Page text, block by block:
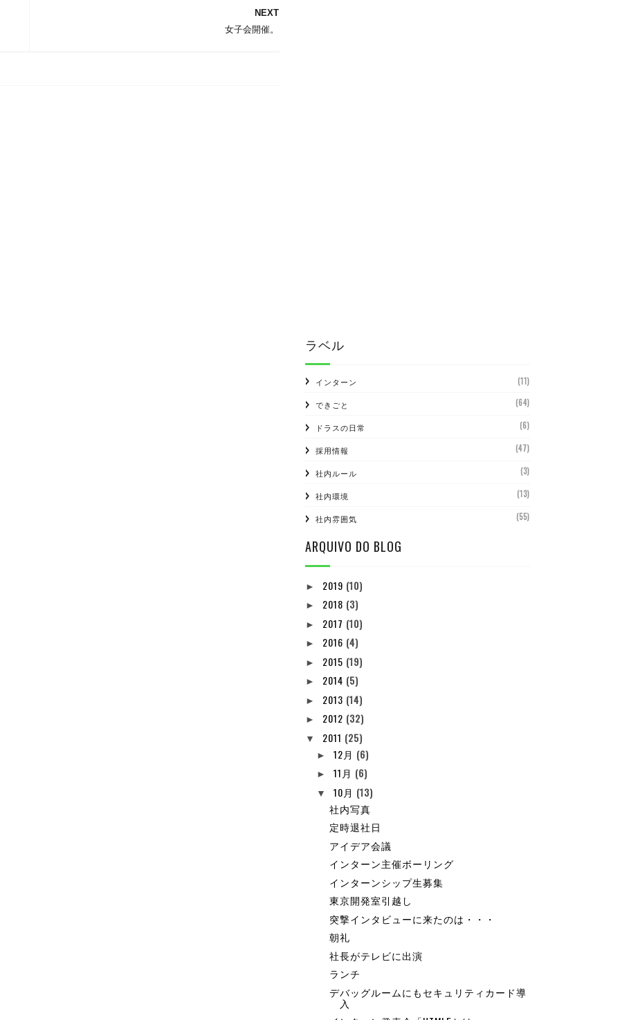
NEXT
女子会開催。
ラベル
インターン (11)
できごと (64)
ドラスの日常 (6)
採用情報 (47)
社内ルール (3)
社内環境 (13)
社内雰囲気 (55)
ARQUIVO DO BLOG
► 2019 (10)
► 2018 (3)
► 2017 (10)
► 2016 (4)
► 2015 (19)
► 2014 (5)
► 2013 (14)
► 2012 (32)
▼ 2011 (25)
►12月 (6)
►11月 (6)
▼10月 (13)
社内写真
定時退社日
アイデア会議
インターン主催ボーリング
インターンシップ生募集
東京開発室引越し
突撃インタビューに来たのは・・・
朝礼
社長がテレビに出演
ランチ
デバッグルームにもセキュリティカード導
入